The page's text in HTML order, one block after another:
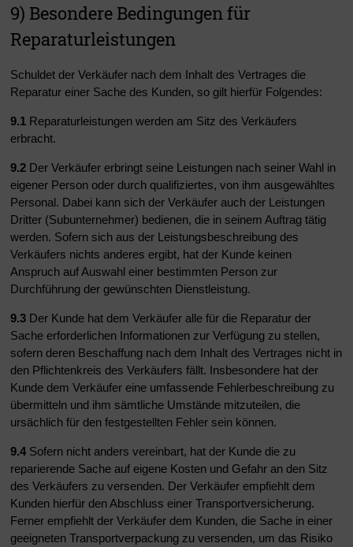
9) Besondere Bedingungen für
Reparaturleistungen
Schuldet der Verkäufer nach dem Inhalt des Vertrages die
Reparatur einer Sache des Kunden, so gilt hierfür Folgendes:
9.1 Reparaturleistungen werden am Sitz des Verkäufers
erbracht.
9.2 Der Verkäufer erbringt seine Leistungen nach seiner Wahl in
eigener Person oder durch qualifiziertes, von ihm ausgewähltes
Personal. Dabei kann sich der Verkäufer auch der Leistungen
Dritter (Subunternehmer) bedienen, die in seinem Auftrag tätig
werden. Sofern sich aus der Leistungsbeschreibung des
Verkäufers nichts anderes ergibt, hat der Kunde keinen
Anspruch auf Auswahl einer bestimmten Person zur
Durchführung der gewünschten Dienstleistung.
9.3 Der Kunde hat dem Verkäufer alle für die Reparatur der
Sache erforderlichen Informationen zur Verfügung zu stellen,
sofern deren Beschaffung nach dem Inhalt des Vertrages nicht in
den Pflichtenkreis des Verkäufers fällt. Insbesondere hat der
Kunde dem Verkäufer eine umfassende Fehlerbeschreibung zu
übermitteln und ihm sämtliche Umstände mitzuteilen, die
ursächlich für den festgestellten Fehler sein können.
9.4 Sofern nicht anders vereinbart, hat der Kunde die zu
reparierende Sache auf eigene Kosten und Gefahr an den Sitz
des Verkäufers zu versenden. Der Verkäufer empfiehlt dem
Kunden hierfür den Abschluss einer Transportversicherung.
Ferner empfiehlt der Verkäufer dem Kunden, die Sache in einer
geeigneten Transportverpackung zu versenden, um das Risiko